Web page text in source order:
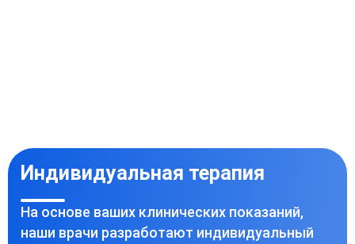
Индивидуальная терапия
На основе ваших клинических показаний,
наши врачи разработают индивидуальный